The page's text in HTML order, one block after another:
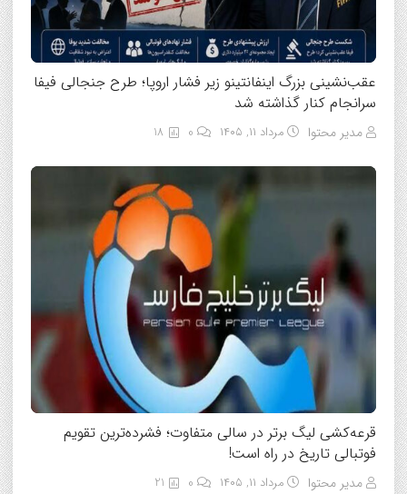
عقب‌نشینی بزرگ اینفانتینو زیر فشار اروپا؛ طرح جنجالی فیفا
سرانجام کنار گذاشته شد
مدیر محتوا مرداد ۱۱, ۱۴۰۵ 18
قرعه‌کشی لیگ برتر در سالی متفاوت؛ فشرده‌ترین تقویم
فوتبالی تاریخ در راه است!
مدیر محتوا مرداد ۱۱, ۱۴۰۵ 21